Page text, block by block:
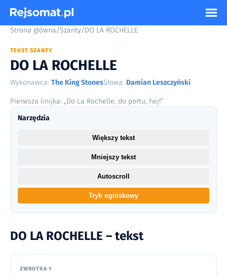
Strona główna/Szanty/DO LA ROCHELLE
TEKST SZANTY
DO LA ROCHELLE
Wykonawca: The King StonesSłowa: Damian Leszczyński
Pierwsza linijka: „Do La Rochelle, do portu, hej!”
DO LA ROCHELLE – tekst
ZWROTKA 1
Narzędzia
Większy tekst
Mniejszy tekst
Autoscroll
Tryb ogniskowy